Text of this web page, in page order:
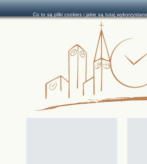
Co to są pliki cookies i jakie są tutaj